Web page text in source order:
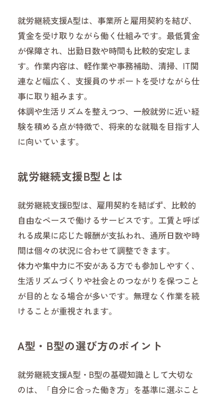
就労継続支援A型は、事業所と雇用契約を結び、
賃金を受け取りながら働く仕組みです。最低賃金
が保障され、出勤日数や時間も比較的安定しま
す。作業内容は、軽作業や事務補助、清掃、IT関
連など幅広く、支援員のサポートを受けながら仕
事に取り組みます。
体調や生活リズムを整えつつ、一般就労に近い経
験を積める点が特徴で、将来的な就職を目指す人
に向いています。
就労継続支援B型とは
就労継続支援B型は、雇用契約を結ばず、比較的
自由なペースで働けるサービスです。工賃と呼ば
れる成果に応じた報酬が支払われ、通所日数や時
間は個々の状況に合わせて調整できます。
体力や集中力に不安がある方でも参加しやすく、
生活リズムづくりや社会とのつながりを保つこと
が目的となる場合が多いです。無理なく作業を続
けることが重視されます。
A型・B型の選び方のポイント
就労継続支援A型・B型の基礎知識として大切な
のは、「自分に合った働き方」を基準に選ぶこと